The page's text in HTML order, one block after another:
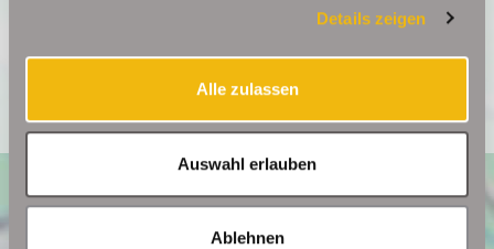
Details zeigen
Alle zulassen
Auswahl erlauben
Ablehnen
angezeigt werden. Es gelten die Datenschutzbedingungen
Ich bin einverstanden